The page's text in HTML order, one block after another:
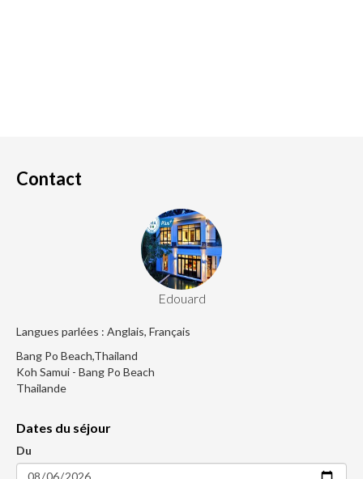
Contact
Edouard
Langues parlées : Anglais, Français
Bang Po Beach,Thailand
Koh Samui - Bang Po Beach
Thailande
Dates du séjour
Du